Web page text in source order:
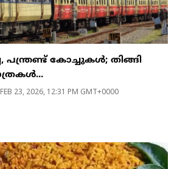
പന്ത്രണ്ട് കോച്ചുകള്‍; തിങ്ങി
FEB 23, 2026, 12:31 PM GMT+0000